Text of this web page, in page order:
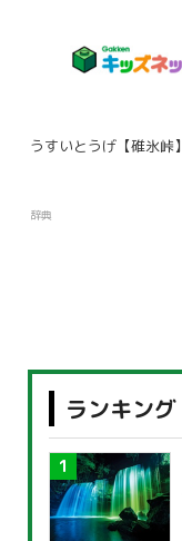
うすいとうげ【碓氷峠】
辞典
ランキング